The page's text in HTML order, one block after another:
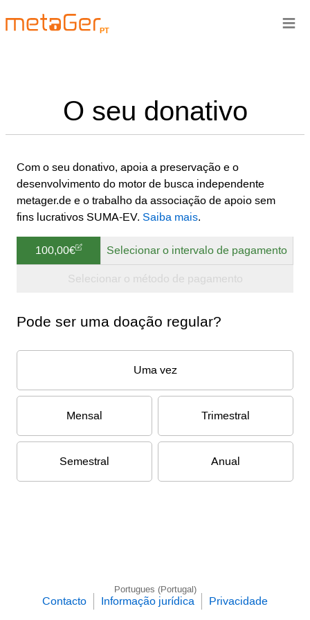
PT
O seu donativo
Com o seu donativo, apoia a preservação e o
desenvolvimento do motor de busca independente
metager.de e o trabalho da associação de apoio sem
fins lucrativos SUMA-EV. Saiba mais.
100,00€ Selecionar o intervalo de pagamento
Selecionar o método de pagamento
Pode ser uma doação regular?
Uma vez
Mensal Trimestral
Semestral Anual
≡
Portugues (Portugal)
Contacto Informação jurídica Privacidade